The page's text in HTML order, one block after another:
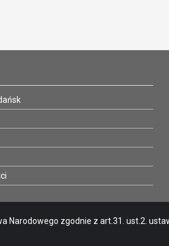
Narodowego zgodnie z art.31. ust.2.